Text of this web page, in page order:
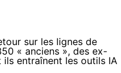
sur les lignes de
« anciens », des ex-
ils entraînent les outils IA